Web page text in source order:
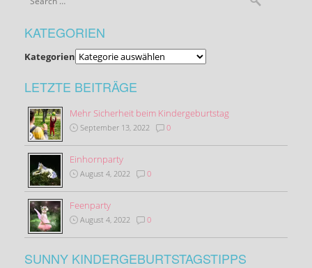
KATEGORIEN
Kategorien
LETZTE BEITRÄGE
Mehr Sicherheit beim Kindergeburtstag
September 13, 2022 0
Einhornparty
August 4, 2022 0
Feenparty
August 4, 2022 0
SUNNY KINDERGEBURTSTAGSTIPPS